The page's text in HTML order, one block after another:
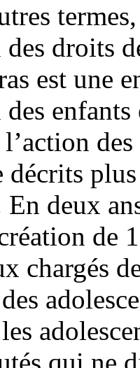
droits
est une
En deux
de
chargés